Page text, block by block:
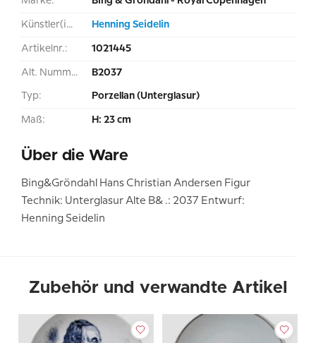
Künstler(in): Henning Seidelin
Artikelnr.: 1021445
Alt. Nummer: B2037
Typ: Porzellan (Unterglasur)
Maß: H: 23 cm
Über die Ware
Bing&Gröndahl Hans Christian Andersen Figur
Technik: Unterglasur Alte B& .: 2037 Entwurf:
Henning Seidelin
Zubehör und verwandte Artikel